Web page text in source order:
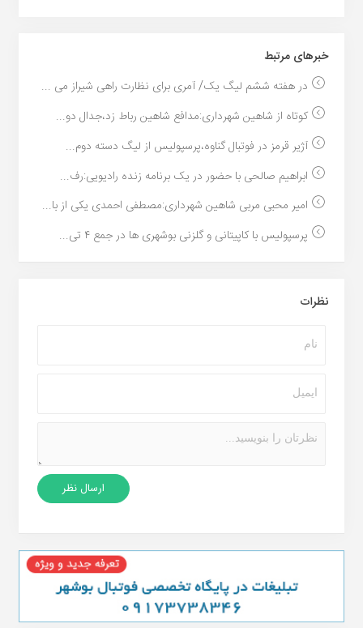
خبر‌های مرتبط
در هفته ششم لیگ یک/ آمری برای نظارت راهی شیراز می ...
کوتاه از شاهین شهرداری:مدافع شاهین رباط زد،جدال دو...
آژیر قرمز در فوتبال گناوه،پرسپولیس از لیگ دسته دوم...
ابراهیم صالحی با حضور در یک برنامه زنده رادیویی:رف...
امیر محبی مربی شاهین شهرداری:مصطفی احمدی یکی از با...
پرسپولیس با کاپیتانی و گلزنی بوشهری ها در جمع ۴ تی...
نظرات